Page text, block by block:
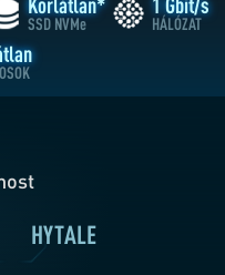
Korlátlan
JÁTÉKOSOK